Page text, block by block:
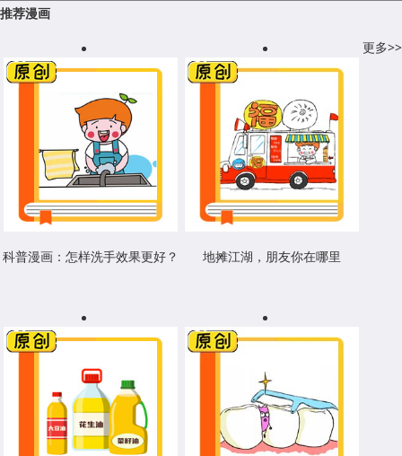
推荐漫画
更多>>
科普漫画：怎样洗手效果更好？ 地摊江湖，朋友你在哪里